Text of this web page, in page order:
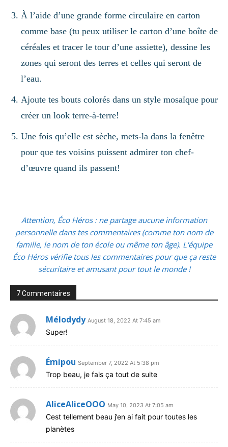
À l’aide d’une grande forme circulaire en carton
comme base (tu peux utiliser le carton d’une boîte de
céréales et tracer le tour d’une assiette), dessine les
zones qui seront des terres et celles qui seront de
l’eau.
Ajoute tes bouts colorés dans un style mosaïque pour
créer un look terre-à-terre!
Une fois qu’elle est sèche, mets-la dans la fenêtre
pour que tes voisins puissent admirer ton chef-
d’œuvre quand ils passent!
Attention, Éco Héros : ne partage aucune information
personnelle dans tes commentaires (comme ton nom de
famille, le nom de ton école ou même ton âge). L'équipe
Éco Héros vérifie tous les commentaires pour que ça reste
sécuritaire et amusant pour tout le monde !
7 Commentaires
Mélodydy August 18, 2022 At 7:45 am
Super!
Émipou September 7, 2022 At 5:38 pm
Trop beau, je fais ça tout de suite
AliceAliceOOO May 10, 2023 At 7:05 am
Cest tellement beau j’en ai fait pour toutes les
planètes